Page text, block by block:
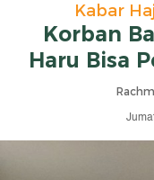
Kabar
Korban
Haru Bisa